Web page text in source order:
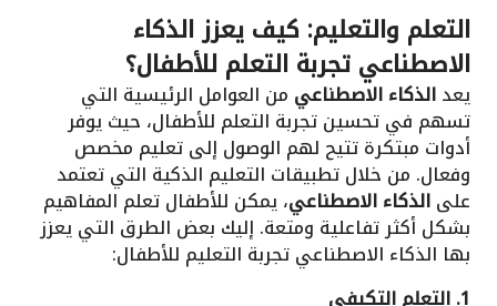
التعلم والتعليم: كيف يعزز الذكاء
الاصطناعي تجربة التعلم للأطفال؟
يعدالذكاء الاصطناعي من العوامل الرئيسية التي
تسهم في تحسين تجربة التعلم للأطفال، حيث يوفر
أدوات مبتكرة تتيح لهم الوصول إلى تعليم مخصص
وفعال. من خلال تطبيقات التعليم الذكية التي تعتمد
علىالذكاء الاصطناعي، يمكن للأطفال تعلم المفاهيم
بشكل أكثر تفاعلية ومتعة. إليك بعض الطرق التي يعزز
بها الذكاء الاصطناعي تجربة التعليم للأطفال:
1. التعلم التكيفي